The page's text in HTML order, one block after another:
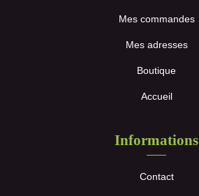
Mes commandes
Mes adresses
Boutique
Accueil
Informations
Contact